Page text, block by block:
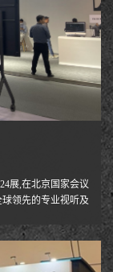
展,在北京国家会议
领先的专业视听及
视听及集成体验技
人体工学视听周边
行业20年，销售业